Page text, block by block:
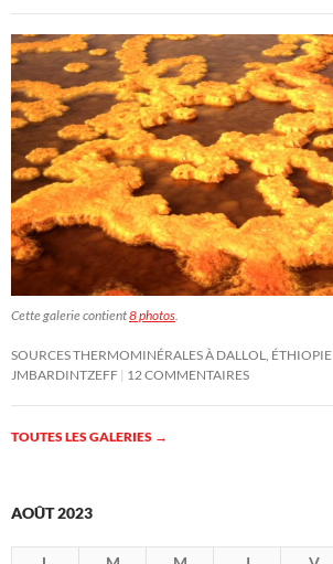
Cette galerie contient8 photos
SOURCES THERMOMINÉRALES À DALLOL, ÉTHIOPIE
JMBARDINTZEFF 12 COMMENTAIRES
TOUTES LES GALERIES →
AOÛT 2023